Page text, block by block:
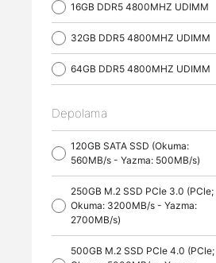
16GB DDR5 4800MHZ UDIMM
32GB DDR5 4800MHZ UDIMM
64GB DDR5 4800MHZ UDIMM
Depolama
120GB SATA SSD (Okuma:
560MB/s - Yazma: 500MB/s)
250GB M.2 SSD PCle 3.0 (PCle;
Okuma: 3200MB/s - Yazma:
2700MB/s)
500GB M.2 SSD PCle 4.0 (PCle;